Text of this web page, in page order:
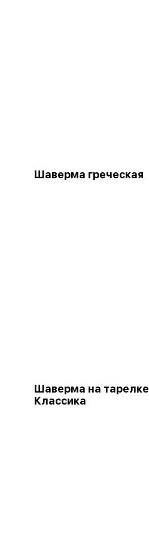
Шаверма греческая
Шаверма на тарелке
Классика